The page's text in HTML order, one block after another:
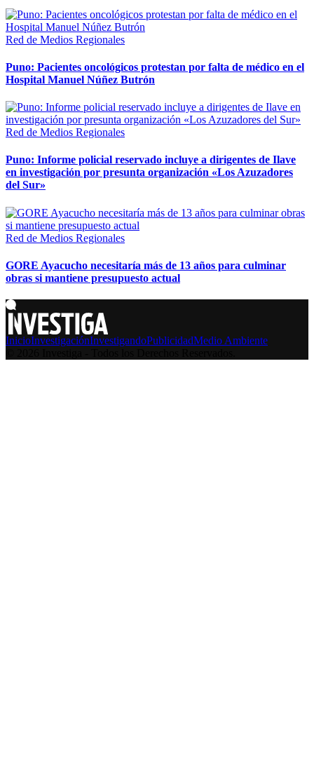
Red de Medios Regionales
Puno: Pacientes oncológicos protestan por falta de médico en el
Hospital Manuel Núñez Butrón
Red de Medios Regionales
Puno: Informe policial reservado incluye a dirigentes de Ilave
en investigación por presunta organización «Los Azuzadores
del Sur»
Red de Medios Regionales
GORE Ayacucho necesitaría más de 13 años para culminar
obras si mantiene presupuesto actual
InicioInvestigaciónInvestigandoPublicidadMedio Ambiente